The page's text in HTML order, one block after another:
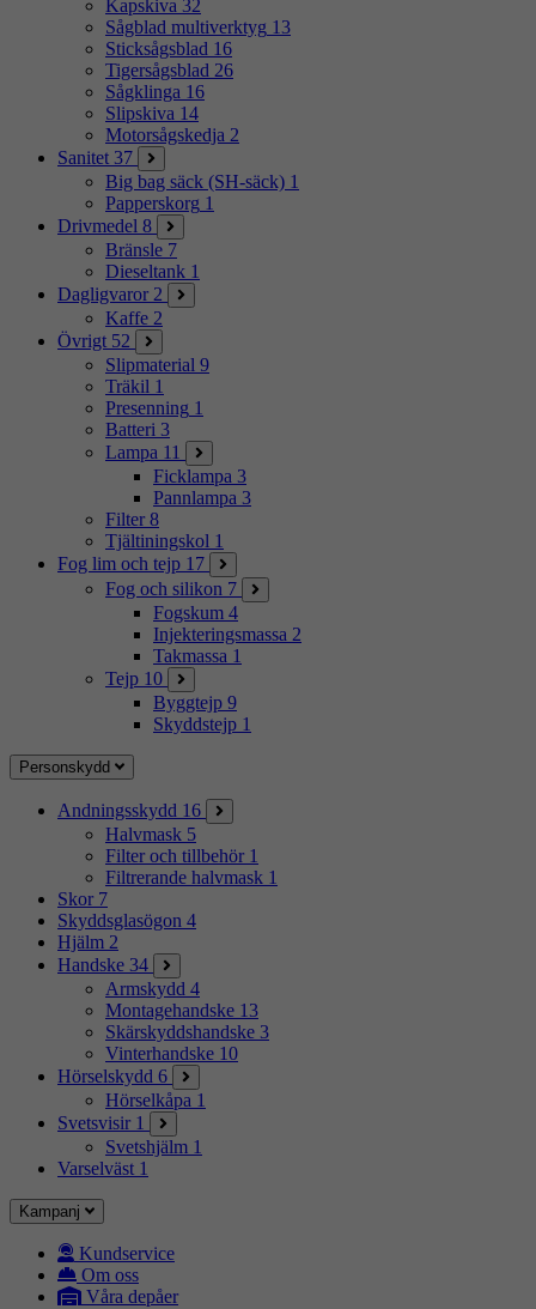
Kapskiva 32
Sågblad multiverktyg 13
Sticksågsblad 16
Tigersågsblad 26
Sågklinga 16
Slipskiva 14
Motorsågskedja 2
Sanitet 37
Big bag säck (SH-säck) 1
Papperskorg 1
Drivmedel 8
Bränsle 7
Dieseltank 1
Dagligvaror 2
Kaffe 2
Övrigt 52
Slipmaterial 9
Träkil 1
Presenning 1
Batteri 3
Lampa 11
Ficklampa 3
Pannlampa 3
Filter 8
Tjältiningskol 1
Fog lim och tejp 17
Fog och silikon 7
Fogskum 4
Injekteringsmassa 2
Takmassa 1
Tejp 10
Byggtejp 9
Skyddstejp 1
Personskydd
Andningsskydd 16
Halvmask 5
Filter och tillbehör 1
Filtrerande halvmask 1
Skor 7
Skyddsglasögon 4
Hjälm 2
Handske 34
Armskydd 4
Montagehandske 13
Skärskyddshandske 3
Vinterhandske 10
Hörselskydd 6
Hörselkåpa 1
Svetsvisir 1
Svetshjälm 1
Varselväst 1
Kampanj
Kundservice
Om oss
Våra depåer